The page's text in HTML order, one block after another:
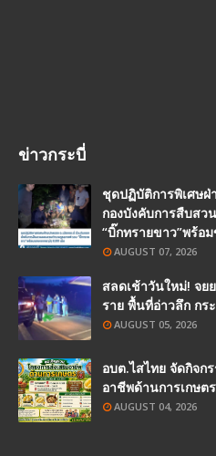
ข่าวกระบี่
ชุดปฏิบัติการพิเศษฝ่
กองบังคับการสืบสว
“บิ๊กทรายขาว”พร้อ
AUGUST 07, 2026
สลดเช้าวันใหม่! จ
ราย พื้นที่อ่าวลึก กร
AUGUST 05, 2026
อบต.ไสไทย จัดกิจก
อาชีพด้านการเกษต
AUGUST 04, 2026